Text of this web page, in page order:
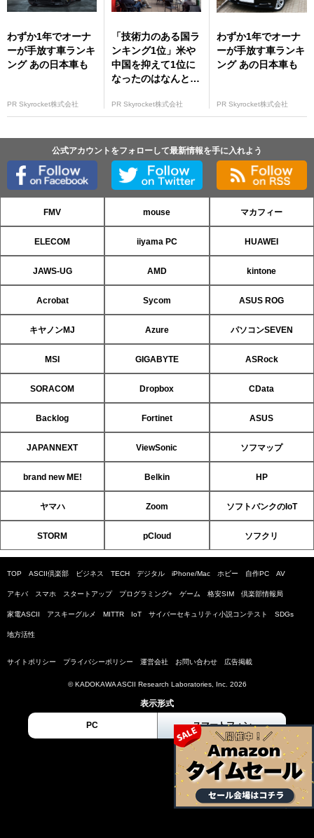
わずか1年でオーナ
ーが手放す車ランキ
ング あの日本車も
PR Skyrocket株式会社
「技術力のある国ラ
ンキング1位」米や
中国を抑えて1位に
なったのはなんと…
PR Skyrocket株式会社
わずか1年でオーナ
ーが手放す車ランキ
ング あの日本車も
PR Skyrocket株式会社
公式アカウントをフォローして最新情報を手に入れよう
FMV mouse マカフィー
ELECOM iiyama PC HUAWEI
JAWS-UG AMD kintone
Acrobat Sycom ASUS ROG
キヤノンMJ Azure パソコンSEVEN
MSI GIGABYTE ASRock
SORACOM Dropbox CData
Backlog Fortinet ASUS
JAPANNEXT ViewSonic ソフマップ
brand new ME! Belkin HP
ヤマハ Zoom ソフトバンクのIoT
STORM pCloud ソフクリ
TOP ASCII倶楽部 ビジネス TECH デジタル iPhone/Mac ホビー 自作PC AV
アキバ スマホ スタートアップ プログラミング+ ゲーム 格安SIM 倶楽部情報局
家電ASCII アスキーグルメ MITTR IoT サイバーセキュリティ小説コンテスト SDGs
地方活性
サイトポリシー プライバシーポリシー 運営会社 お問い合わせ 広告掲載
© KADOKAWA ASCII Research Laboratories, Inc. 2026
表示形式
PC スマートフォン